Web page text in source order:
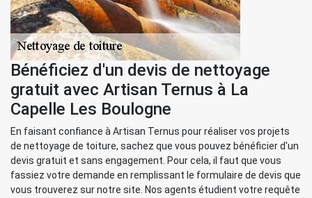
Bénéficiez d'un devis de nettoyage
gratuit avec Artisan Ternus à La
Capelle Les Boulogne
En faisant confiance à Artisan Ternus pour réaliser vos projets
de nettoyage de toiture, sachez que vous pouvez bénéficier d'un
devis gratuit et sans engagement. Pour cela, il faut que vous
fassiez votre demande en remplissant le formulaire de devis que
vous trouverez sur notre site. Nos agents étudient votre requête